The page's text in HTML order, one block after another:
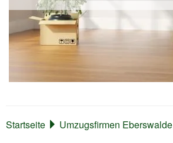
Startseite Umzugsfirmen Eberswalde